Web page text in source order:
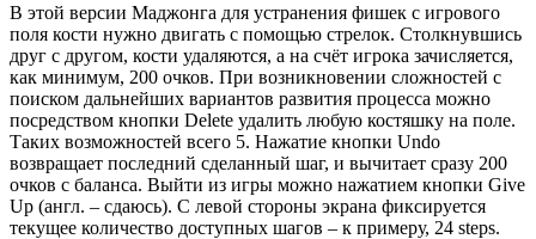
В этой версии Маджонга для устранения фишек с игрового
поля кости нужно двигать с помощью стрелок. Столкнувшись
друг с другом, кости удаляются, а на счёт игрока зачисляется,
как минимум, 200 очков. При возникновении сложностей с
поиском дальнейших вариантов развития процесса можно
посредством кнопки Delete удалить любую костяшку на поле.
Таких возможностей всего 5. Нажатие кнопки Undo
возвращает последний сделанный шаг, и вычитает сразу 200
очков с баланса. Выйти из игры можно нажатием кнопки Give
Up (англ. – сдаюсь). С левой стороны экрана фиксируется
текущее количество доступных шагов – к примеру, 24 steps.